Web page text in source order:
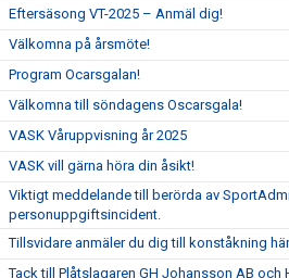
Eftersäsong VT-2025 – Anmäl dig!
Välkomna på årsmöte!
Program Ocarsgalan!
Välkomna till söndagens Oscarsgala!
VASK Våruppvisning år 2025
VASK vill gärna höra din åsikt!
Viktigt meddelande till berörda av
personuppgiftsincident.
Tillsvidare anmäler du dig till konståkning här
Tack till Plåtslagaren GH Johansson AB och